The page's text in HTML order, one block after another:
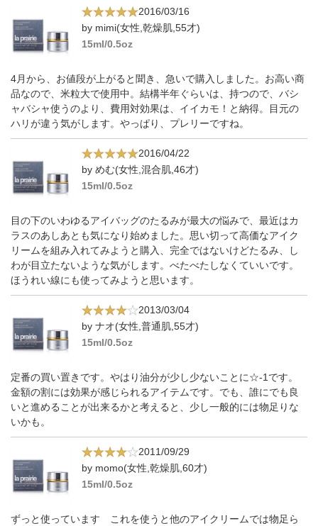
2016/03/16
by mimi(女性,乾燥肌,55才)
15ml/0.5oz
4月から、お値段が上がると聞き、急いで購入しました。お高い商
品なので、米粒大で使用中。結構半年ぐらいは、持つので、バシ
ャバシャ使うのより、費用対効果は、イイカモ！と納得。目元の
ハリが違う気がします。やっぱり、プレリーですね。
2016/04/22
by めむ(女性,混合肌,46才)
15ml/0.5oz
目の下のいわゆるアイバッグのたるみが最大の悩みで、最近はカ
ラスのあしあとも気になり始めました。思い切って高価なアイク
リームを組み入れてみようと購入、完全ではないけどたるみ、し
わが目立たないような気がします。べたべたしなくていいです。
ほうれい線にも使ってみようと思います。
2013/03/04
by ナオ(女性,普通肌,55才)
15ml/0.5oz
定番の買い置きです。やはり油分が少し少ないことに☆-1です。
金額の割には効果が感じられるアイテムです。でも、誰にでも良
いと進めることが出来るかと考えると、少し一般的には物足りな
いかも。
2011/09/29
by momo(女性,乾燥肌,60才)
15ml/0.5oz
ずっと使っています これを使うと他のアイクリームでは物足ら